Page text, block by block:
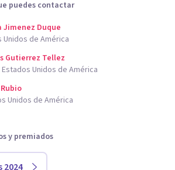
puedes contactar
Jimenez Duque
Unidos de América
Gutierrez Tellez
Unidos de América
Unidos de América
y premiados
2024